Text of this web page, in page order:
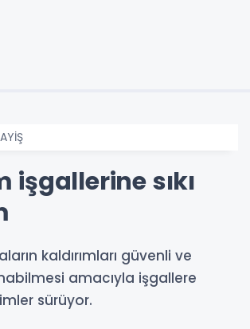
işgallerine sıkı
kaldırımları güvenli ve
amacıyla işgallere
sürüyor.